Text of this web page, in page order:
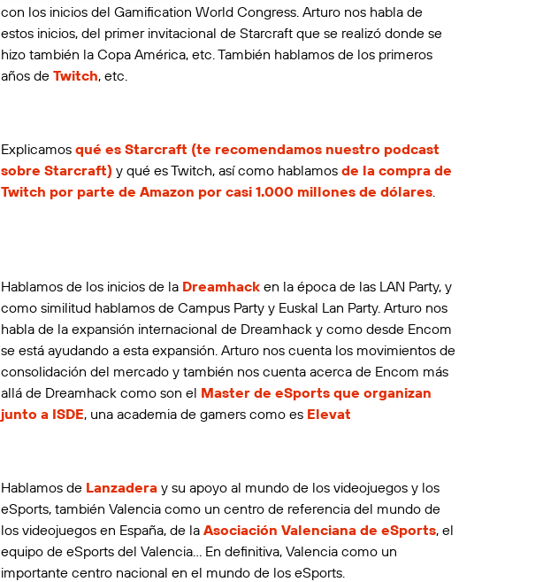
con los inicios del Gamification World Congress. Arturo nos habla de
estos inicios, del primer invitacional de Starcraft que se realizó donde se
hizo también la Copa América, etc. También hablamos de los primeros
años de Twitch, etc.
Explicamos qué es Starcraft (te recomendamos nuestro podcast
sobre Starcraft) y qué es Twitch, así como hablamos de la compra de
Twitch por parte de Amazon por casi 1.000 millones de dólares.
Hablamos de los inicios de la Dreamhacken la época de las LAN Party, y
como similitud hablamos de Campus Party y Euskal Lan Party. Arturo nos
habla de la expansión internacional de Dreamhack y como desde Encom
se está ayudando a esta expansión. Arturo nos cuenta los movimientos de
consolidación del mercado y también nos cuenta acerca de Encom más
allá de Dreamhack como son el Master de eSports que organizan
junto a ISDE, una academia de gamers como es Elevat
Hablamos de Lanzaderay su apoyo al mundo de los videojuegos y los
eSports, también Valencia como un centro de referencia del mundo de
los videojuegos en España, de la Asociación Valenciana de eSports, el
equipo de eSports del Valencia… En definitiva, Valencia como un
importante centro nacional en el mundo de los eSports.